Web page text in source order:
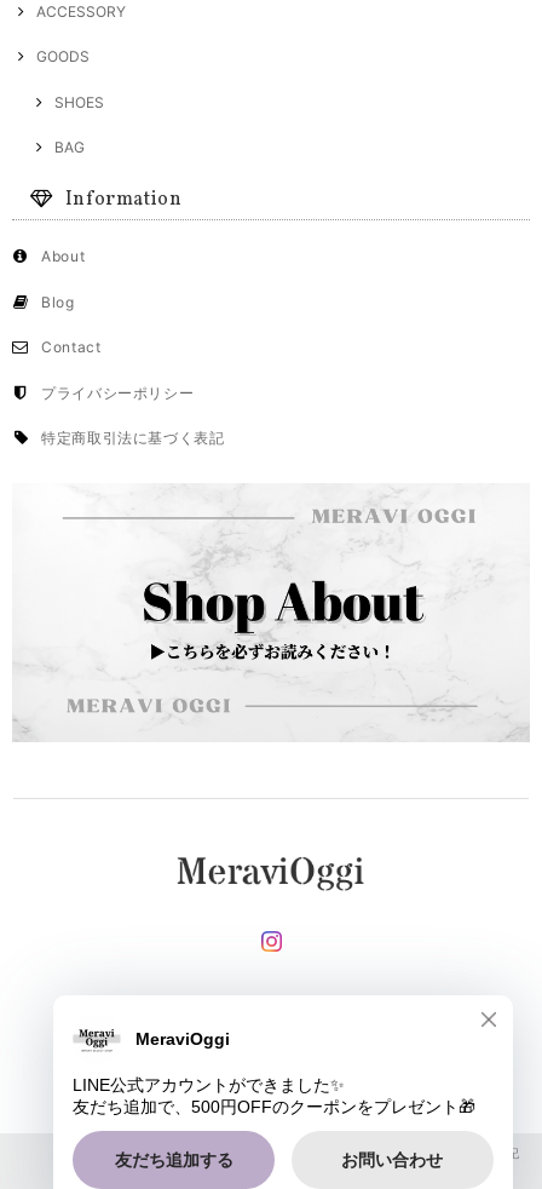
ACCESSORY
GOODS
SHOES
BAG
Information
About
Blog
Contact
プライバシーポリシー
特定商取引法に基づく表記
MeraviOggi |プライバシーポリシー|特定商取引法に基づく表記